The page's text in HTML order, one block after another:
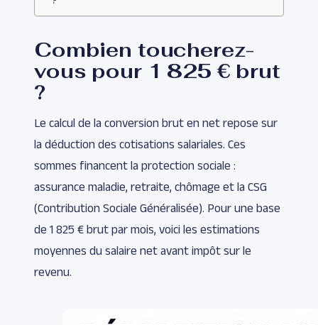
Combien toucherez-
vous pour 1 825 € brut
?
Le calcul de la conversion brut en net repose sur
la déduction des cotisations salariales. Ces
sommes financent la protection sociale :
assurance maladie, retraite, chômage et la CSG
(Contribution Sociale Généralisée). Pour une base
de 1 825 € brut par mois, voici les estimations
moyennes du salaire net avant impôt sur le
revenu.